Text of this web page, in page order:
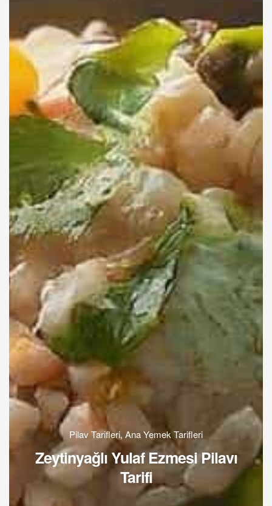
Pilav Tarifleri, Ana Yemek Tarifleri
Zeytinyağlı Yulaf Ezmesi Pilavı
Tarifi